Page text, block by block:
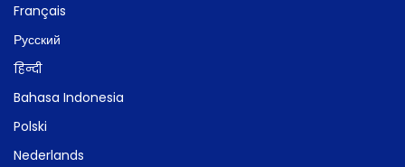
Français
Русский
हिन्दी
Bahasa Indonesia
Polski
Nederlands